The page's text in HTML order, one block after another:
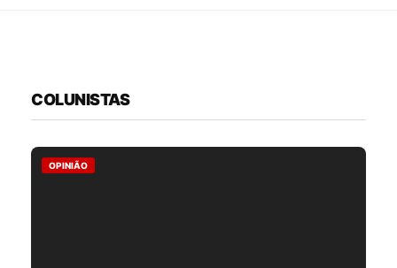
COLUNISTAS
OPINIÃO